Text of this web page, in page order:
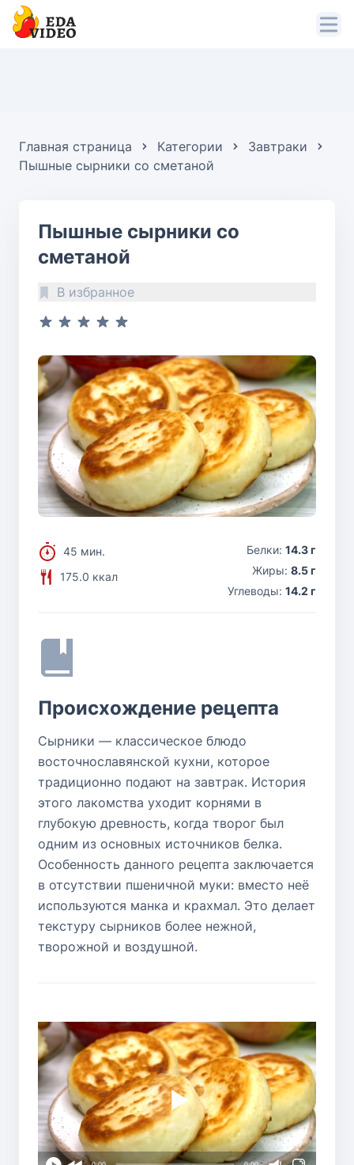
Главная страница Категории
Завтраки
Пышные сырники со сметаной
Пышные сырники со
сметаной
В избранное
45 мин.
175.0 ккал
Белки: 14.3 г
Жиры: 8.5 г
Углеводы: 14.2 г
Происхождение рецепта
Сырники — классическое блюдо
восточнославянской кухни, которое
традиционно подают на завтрак. История
этого лакомства уходит корнями в
глубокую древность, когда творог был
одним из основных источников белка.
Особенность данного рецепта заключается
в отсутствии пшеничной муки: вместо неё
используются манка и крахмал. Это делает
текстуру сырников более нежной,
творожной и воздушной.